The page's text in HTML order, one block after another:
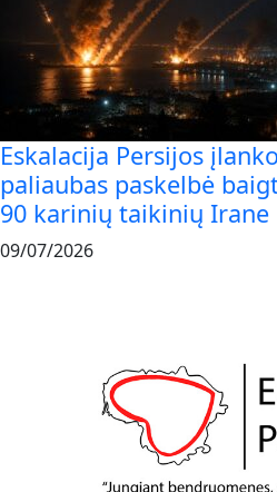
Eskalacija Persijos
paliaubas paskelbė
90 karinių taikinių Irane
09/07/2026